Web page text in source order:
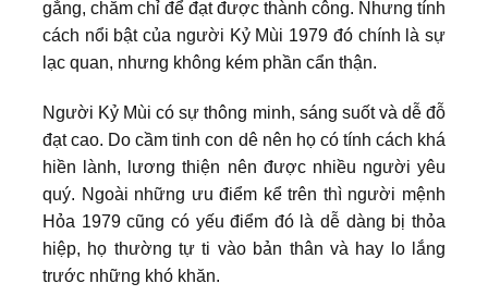
gắng, chăm chỉ để đạt được thành công. Nhưng tính
cách nổi bật của người Kỷ Mùi 1979 đó chính là sự
lạc quan, nhưng không kém phần cẩn thận.
Người Kỷ Mùi có sự thông minh, sáng suốt và dễ đỗ
đạt cao. Do cầm tinh con dê nên họ có tính cách khá
hiền lành, lương thiện nên được nhiều người yêu
quý. Ngoài những ưu điểm kể trên thì người mệnh
Hỏa 1979 cũng có yếu điểm đó là dễ dàng bị thỏa
hiệp, họ thường tự ti vào bản thân và hay lo lắng
trước những khó khăn.